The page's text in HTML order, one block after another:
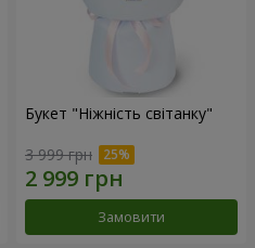
Букет "Ніжність світанку"
3 999 грн
Замовити